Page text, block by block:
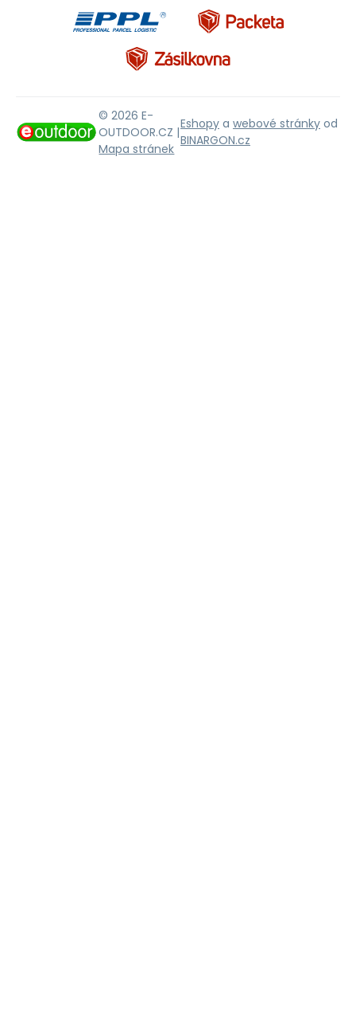
© 2026 E-
OUTDOOR.CZ |
Mapa stránek
Eshopy a webové stránky od
BINARGON.cz